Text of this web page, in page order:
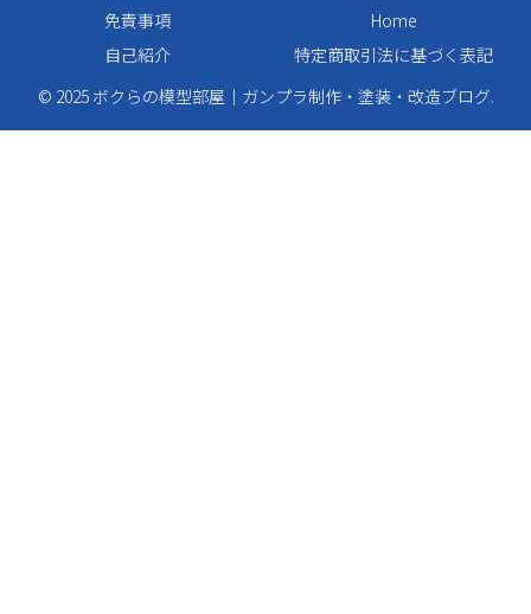
免責事項
Home
自己紹介
特定商取引法に基づく表記
© 2025 ボクらの模型部屋｜ガンプラ制作・塗装・改造ブログ.